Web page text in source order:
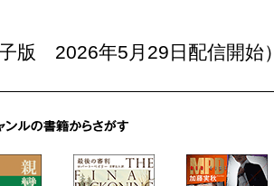
子版 2026年5月29日配信開始